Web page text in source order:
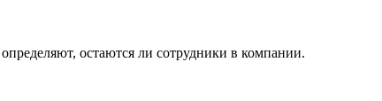
остаются ли сотрудники в компании.